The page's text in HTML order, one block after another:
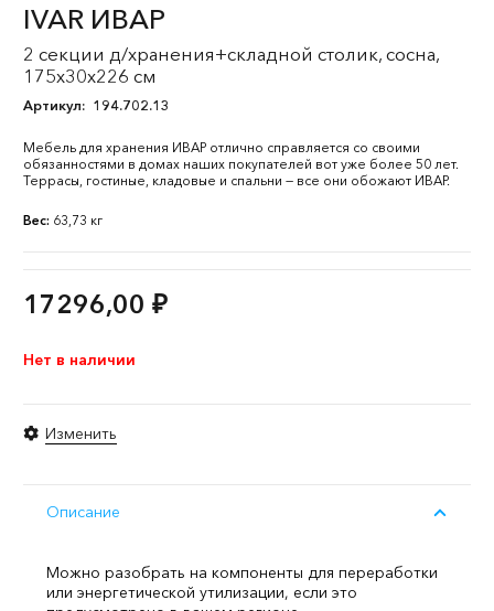
IVAR ИВАР
2 секции д/хранения+складной столик, сосна,
175x30x226 см
Артикул: 194.702.13
Мебель для хранения ИВАР отлично справляется со своими
обязанностями в домах наших покупателей вот уже более 50 лет.
Террасы, гостиные, кладовые и спальни — все они обожают ИВАР.
Вес: 63,73 кг
17296,00 ₽
Нет в наличии
Изменить
Описание
Можно разобрать на компоненты для переработки
или энергетической утилизации, если это